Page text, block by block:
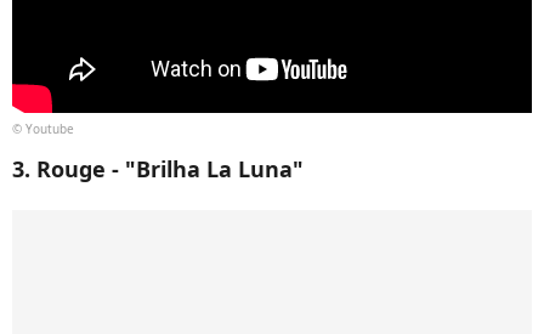
© Youtube
3. Rouge - "Brilha La Luna"